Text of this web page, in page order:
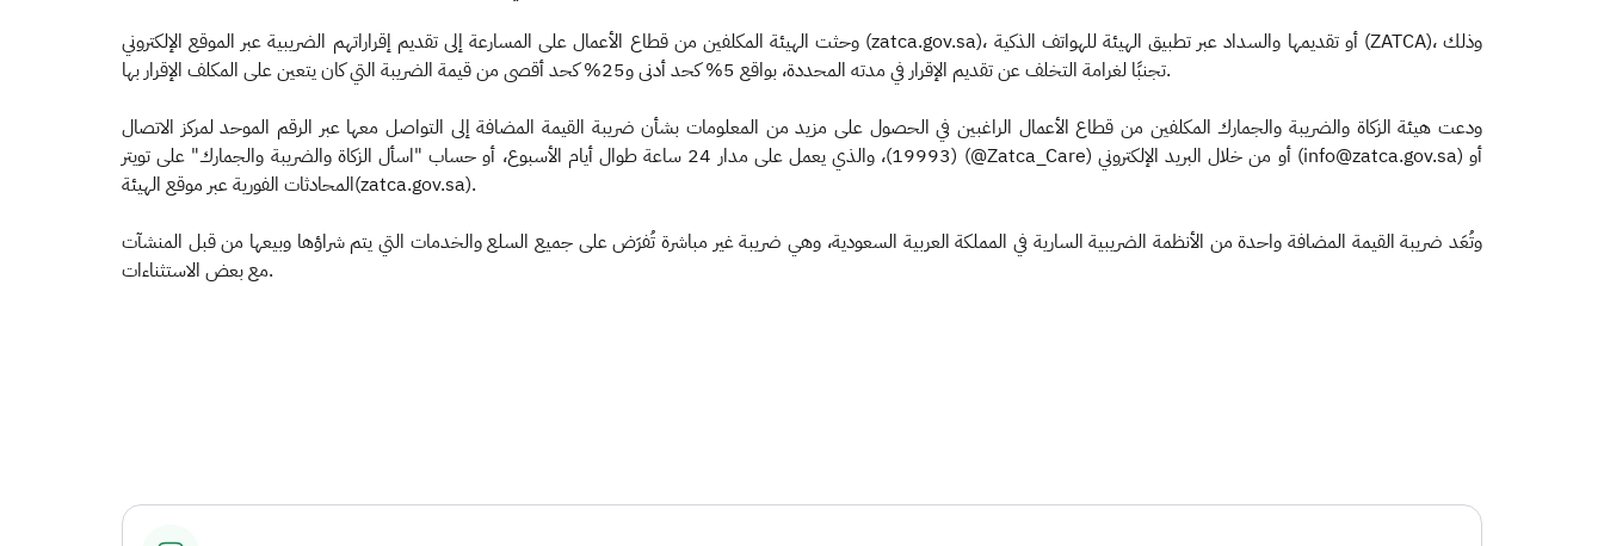
وحثت الهيئة المكلفين من قطاع الأعمال على المسارعة إلى تقديم إقراراتهم الضريبية عبر الموقع الإلكتروني (zatca.gov.sa)، أو تقديمها والسداد عبر تطبيق الهيئة للهواتف الذكية (ZATCA)، وذلك
تجنبًا لغرامة التخلف عن تقديم الإقرار في مدته المحددة، بواقع 5% كحد أدنى و25% كحد أقصى من قيمة الضريبة التي كان يتعين على المكلف الإقرار بها.
ودعت هيئة الزكاة والضريبة والجمارك المكلفين من قطاع الأعمال الراغبين في الحصول على مزيد من المعلومات بشأن ضريبة القيمة المضافة إلى التواصل معها عبر الرقم الموحد لمركز الاتصال
(19993)، والذي يعمل على مدار 24 ساعة طوال أيام الأسبوع، أو حساب "اسأل الزكاة والضريبة والجمارك" على تويتر (@Zatca_Care) أو من خلال البريد الإلكتروني (info@zatca.gov.sa) أو
المحادثات الفورية عبر موقع الهيئة(zatca.gov.sa).
وتُعَد ضريبة القيمة المضافة واحدة من الأنظمة الضريبية السارية في المملكة العربية السعودية، وهي ضريبة غير مباشرة تُفرَض على جميع السلع والخدمات التي يتم شراؤها وبيعها من قبل المنشآت
مع بعض الاستثناءات.